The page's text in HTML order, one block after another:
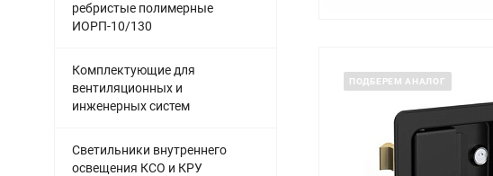
ПОДБЕРЕМ АНАЛОГ
ребристые полимерные
ИОРП-10/130
Комплектующие для
вентиляционных и
инженерных систем
Светильники внутреннего
освещения КСО и КРУ